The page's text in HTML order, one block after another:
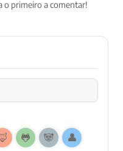
o primeiro a comentar!
🐸 🐼
👤